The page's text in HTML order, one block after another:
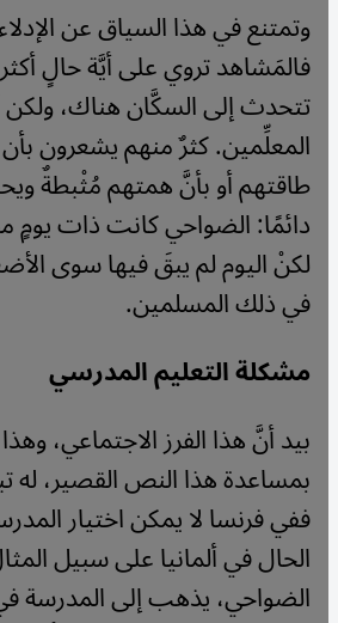
وتمتنع في هذا السياق عن
فالمَشاهد تروي على أيَّة حالٍ
تتحدث إلى السكَّان هناك، ولكن
المعلِّمين. كثرٌ منهم يشعرون
طاقتهم أو بأنَّ همتهم مُثْبطةٌ
دائمًا: الضواحي كانت ذات يومٍ
لكنْ اليوم لم يبقَ فيها سوى
في ذلك المسلمين.
مشكلة التعليم المدرسي
بيد أنَّ هذا الفرز الاجتماعي،
بمساعدة هذا النص القصير،
ففي فرنسا لا يمكن اختيار
الحال في ألمانيا على سبيل
الضواحي، يذهب إلى المدرسة